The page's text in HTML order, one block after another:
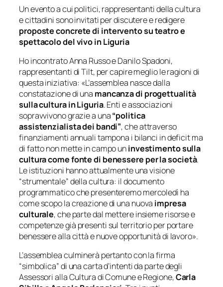
Un evento a cui politici, rappresentanti della cultura
e cittadini sono invitati per discutere e redigere
proposteconcretedi intervento su teatro e
spettacolo del vivo in Liguria
Ho incontrato Anna Russo e Danilo Spadoni,
rappresentanti di Tilt, per capire meglio le ragioni di
questa iniziativa: «L’assemblea nasce dalla
constatazione di una mancanza di progettualità
sulla cultura in Liguria. Enti e associazioni
sopravvivono grazie a una“politica
assistenzialista dei bandi”, che attraverso
finanziamenti annuali tampona i bilanci in deficit ma
di fatto nonmette in campo uninvestimento sulla
cultura come fonte di benessere per lasocietà.
Le istituzioni hanno attualmente una visione
“strumentale” della cultura: il documento
programmatico che presenteremo mercoledì ha
come scopo la creazione di una nuova impresa
culturale, che parte dal mettere insieme risorse e
competenze già presenti sul territorio per portare
benessere alla città e nuove opportunità di lavoro».
L’assemblea culminerà pertanto con la firma
“simbolica” di una carta d’intenti da parte degli
Assessori alla Cultura di Comune e Regione,Carla